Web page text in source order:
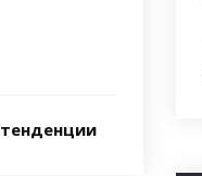
тенденции